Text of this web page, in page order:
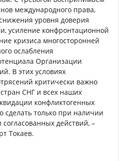
международного права,
уровня доверия
усиление конфронтационной
кризиса многосторонней
ослабления
Организации
В этих условиях
критически важно
СНГ и всех наших
конфликтогенных
сделать только при наличии
действий, –
Токаев.